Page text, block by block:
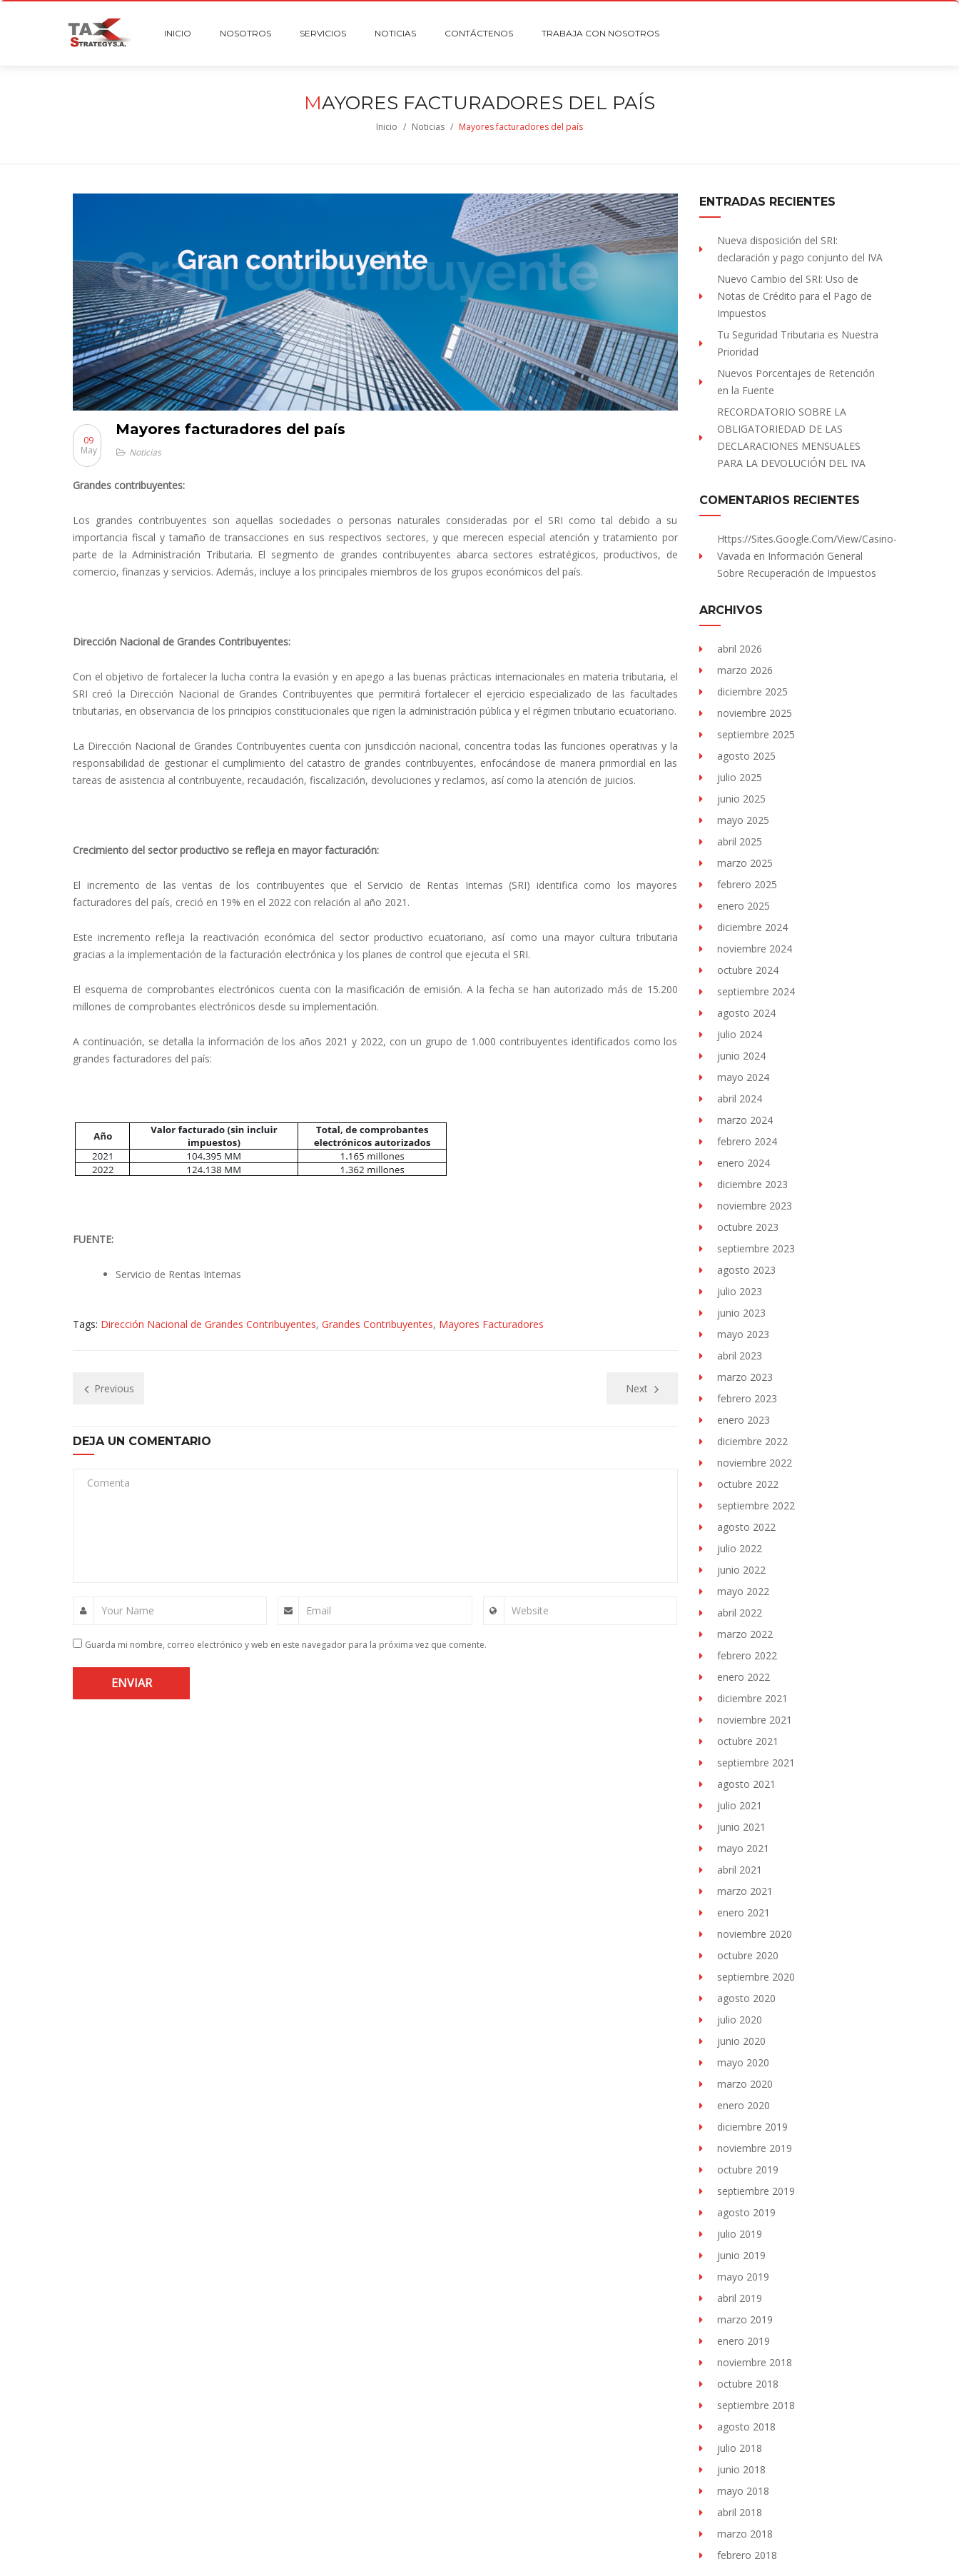
INICIO NOSOTROS SERVICIOS NOTICIAS CONTÁCTENOS TRABAJA CON NOSOTROS
MAYORES FACTURADORES DEL PAÍS
Inicio / Noticias / Mayores facturadores del país
Mayores facturadores del país
09
May
Noticias
Grandes contribuyentes:
Los grandes contribuyentes son aquellas sociedades o personas naturales consideradas por el SRI como tal debido a su
importancia fiscal y tamaño de transacciones en sus respectivos sectores, y que merecen especial atención y tratamiento por
parte de la Administración Tributaria. El segmento de grandes contribuyentes abarca sectores estratégicos, productivos, de
comercio, finanzas y servicios. Además, incluye a los principales miembros de los grupos económicos del país.
Dirección Nacional de Grandes Contribuyentes:
Con el objetivo de fortalecer la lucha contra la evasión y en apego a las buenas prácticas internacionales en materia tributaria, el
SRI creó la Dirección Nacional de Grandes Contribuyentes que permitirá fortalecer el ejercicio especializado de las facultades
tributarias, en observancia de los principios constitucionales que rigen la administración pública y el régimen tributario ecuatoriano.
La Dirección Nacional de Grandes Contribuyentes cuenta con jurisdicción nacional, concentra todas las funciones operativas y la
responsabilidad de gestionar el cumplimiento del catastro de grandes contribuyentes, enfocándose de manera primordial en las
tareas de asistencia al contribuyente, recaudación, fiscalización, devoluciones y reclamos, así como la atención de juicios.
Crecimiento del sector productivo se refleja en mayor facturación:
El incremento de las ventas de los contribuyentes que el Servicio de Rentas Internas (SRI) identifica como los mayores
facturadores del país, creció en 19% en el 2022 con relación al año 2021.
Este incremento refleja la reactivación económica del sector productivo ecuatoriano, así como una mayor cultura tributaria
gracias a la implementación de la facturación electrónica y los planes de control que ejecuta el SRI.
El esquema de comprobantes electrónicos cuenta con la masificación de emisión. A la fecha se han autorizado más de 15.200
millones de comprobantes electrónicos desde su implementación.
A continuación, se detalla la información de los años 2021 y 2022, con un grupo de 1.000 contribuyentes identificados como los
grandes facturadores del país:
FUENTE:
Servicio de Rentas Internas
Tags: Dirección Nacional de Grandes Contribuyentes, Grandes Contribuyentes, Mayores Facturadores
Previous Next
DEJA UN COMENTARIO
Comenta
Your Name Email Website
Guarda mi nombre, correo electrónico y web en este navegador para la próxima vez que comente.
ENTRADAS RECIENTES
Nueva disposición del SRI:
declaración y pago conjunto del IVA
Nuevo Cambio del SRI: Uso de
Notas de Crédito para el Pago de
Impuestos
Tu Seguridad Tributaria es Nuestra
Prioridad
Nuevos Porcentajes de Retención
en la Fuente
RECORDATORIO SOBRE LA
OBLIGATORIEDAD DE LAS
DECLARACIONES MENSUALES
PARA LA DEVOLUCIÓN DEL IVA
COMENTARIOS RECIENTES
Https://sites.Google.com/view/Casino-
Vavada en Información General
Sobre Recuperación de Impuestos
ARCHIVOS
abril 2026
marzo 2026
diciembre 2025
noviembre 2025
septiembre 2025
agosto 2025
julio 2025
junio 2025
mayo 2025
abril 2025
marzo 2025
febrero 2025
enero 2025
diciembre 2024
noviembre 2024
octubre 2024
septiembre 2024
agosto 2024
julio 2024
junio 2024
mayo 2024
abril 2024
marzo 2024
febrero 2024
enero 2024
diciembre 2023
noviembre 2023
octubre 2023
septiembre 2023
agosto 2023
julio 2023
junio 2023
mayo 2023
abril 2023
marzo 2023
febrero 2023
enero 2023
diciembre 2022
noviembre 2022
octubre 2022
septiembre 2022
agosto 2022
julio 2022
junio 2022
mayo 2022
abril 2022
marzo 2022
febrero 2022
enero 2022
diciembre 2021
noviembre 2021
octubre 2021
septiembre 2021
agosto 2021
julio 2021
junio 2021
mayo 2021
abril 2021
marzo 2021
enero 2021
noviembre 2020
octubre 2020
septiembre 2020
agosto 2020
julio 2020
junio 2020
mayo 2020
marzo 2020
enero 2020
diciembre 2019
noviembre 2019
octubre 2019
septiembre 2019
agosto 2019
julio 2019
junio 2019
mayo 2019
abril 2019
marzo 2019
enero 2019
noviembre 2018
octubre 2018
septiembre 2018
agosto 2018
julio 2018
junio 2018
mayo 2018
abril 2018
marzo 2018
febrero 2018